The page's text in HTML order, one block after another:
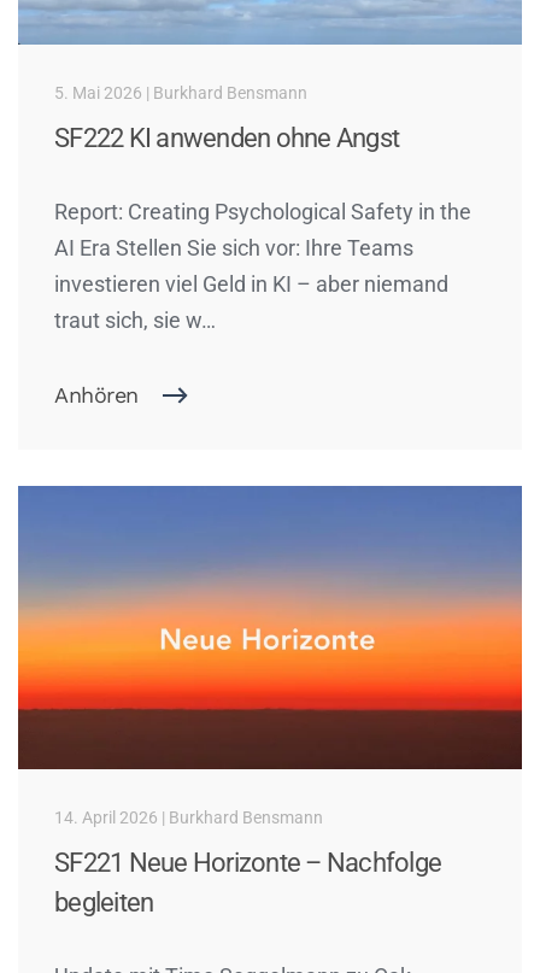
5. Mai 2026 | Burkhard Bensmann
SF222 KI anwenden ohne Angst
Report: Creating Psychological Safety in the
AI Era Stellen Sie sich vor: Ihre Teams
investieren viel Geld in KI – aber niemand
traut sich, sie w…
Anhören
14. April 2026 | Burkhard Bensmann
SF221 Neue Horizonte – Nachfolge
begleiten